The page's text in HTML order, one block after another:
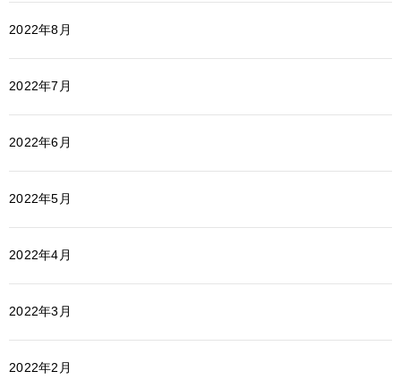
2022年8月
2022年7月
2022年6月
2022年5月
2022年4月
2022年3月
2022年2月